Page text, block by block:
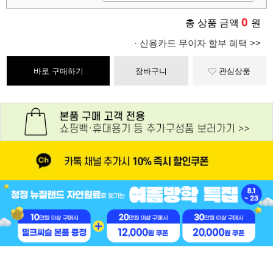
총 상품 금액 0 원
· 신용카드 무이자 할부 혜택 >>
바로 구매하기 장바구니 관심상품